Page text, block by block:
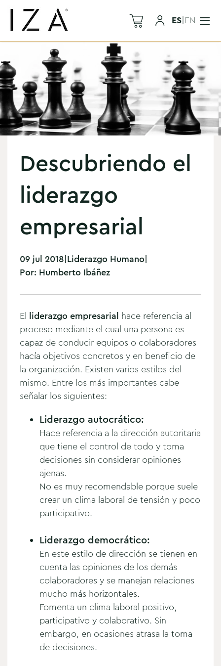
ES|EN
Descubriendo el
liderazgo
empresarial
09 jul 2018|Liderazgo Humano|
Por: Humberto Ibáñez
El liderazgo empresarial hace referencia al
proceso mediante el cual una persona es
capaz de conducir equipos o colaboradores
hacía objetivos concretos y en beneficio de
la organización. Existen varios estilos del
mismo. Entre los más importantes cabe
señalar los siguientes:
Liderazgo autocrático:
Hace referencia a la dirección autoritaria
que tiene el control de todo y toma
decisiones sin considerar opiniones
ajenas.
No es muy recomendable porque suele
crear un clima laboral de tensión y poco
participativo.
Liderazgo democrático:
En este estilo de dirección se tienen en
cuenta las opiniones de los demás
colaboradores y se manejan relaciones
mucho más horizontales.
Fomenta un clima laboral positivo,
participativo y colaborativo. Sin
embargo, en ocasiones atrasa la toma
de decisiones.